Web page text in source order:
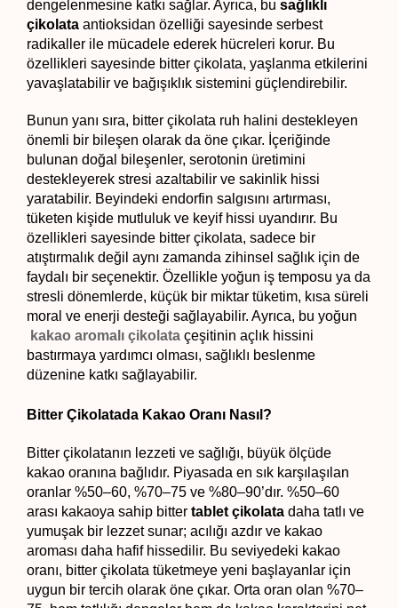
dengelenmesine katkı sağlar. Ayrıca, bu sağlıklı
çikolata antioksidan özelliği sayesinde serbest
radikaller ile mücadele ederek hücreleri korur. Bu
özellikleri sayesinde bitter çikolata, yaşlanma etkilerini
yavaşlatabilir ve bağışıklık sistemini güçlendirebilir.
Bunun yanı sıra, bitter çikolata ruh halini destekleyen
önemli bir bileşen olarak da öne çıkar. İçeriğinde
bulunan doğal bileşenler, serotonin üretimini
destekleyerek stresi azaltabilir ve sakinlik hissi
yaratabilir. Beyindeki endorfin salgısını artırması,
tüketen kişide mutluluk ve keyif hissi uyandırır. Bu
özellikleri sayesinde bitter çikolata, sadece bir
atıştırmalık değil aynı zamanda zihinsel sağlık için de
faydalı bir seçenektir. Özellikle yoğun iş temposu ya da
stresli dönemlerde, küçük bir miktar tüketim, kısa süreli
moral ve enerji desteği sağlayabilir. Ayrıca, bu yoğun
kakao aromalı çikolata çeşitinin açlık hissini
bastırmaya yardımcı olması, sağlıklı beslenme
düzenine katkı sağlayabilir.
Bitter Çikolatada Kakao Oranı Nasıl?
Bitter çikolatanın lezzeti ve sağlığı, büyük ölçüde
kakao oranına bağlıdır. Piyasada en sık karşılaşılan
oranlar %50–60, %70–75 ve %80–90’dır. %50–60
arası kakaoya sahip bitter tablet çikolata daha tatlı ve
yumuşak bir lezzet sunar; acılığı azdır ve kakao
aroması daha hafif hissedilir. Bu seviyedeki kakao
oranı, bitter çikolata tüketmeye yeni başlayanlar için
uygun bir tercih olarak öne çıkar. Orta oran olan %70–